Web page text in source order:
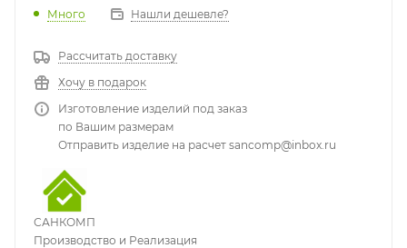
Много Нашли дешевле?
Рассчитать доставку
Хочу в подарок
Изготовление изделий под заказ
по Вашим размерам
Отправить изделие на расчет sancomp@inbox.ru
САНКОМП
Производство и Реализация